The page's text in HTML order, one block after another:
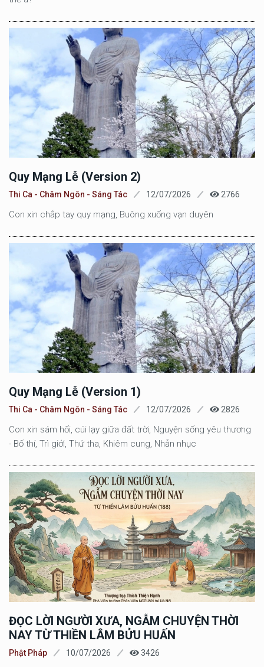
Quy Mạng Lễ (version 2)
Thi Ca - Châm Ngôn - Sáng Tác 12/07/2026 2766
Con xin chắp tay quy mạng, Buông xuống vạn duyên
Quy Mạng Lễ (version 1)
Thi Ca - Châm Ngôn - Sáng Tác 12/07/2026 2826
Con xin sám hối, cúi lạy giữa đất trời, Nguyện sống yêu thương
- Bố thí, Trì giới, Thứ tha, Khiêm cung, Nhẫn nhục
ĐỌC LỜI NGƯỜI XƯA, NGẪM CHUYỆN THỜI
NAY TỪ THIỀN LÂM BỬU HUẤN
Phật Pháp 10/07/2026 3426